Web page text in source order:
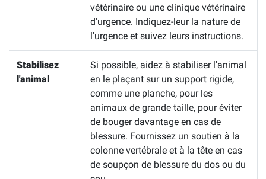
vétérinaire ou une clinique vétérinaire
d'urgence. Indiquez-leur la nature de
l'urgence et suivez leurs instructions.
Stabilisez
l'animal
Si possible, aidez à stabiliser l'animal
en le plaçant sur un support rigide,
comme une planche, pour les
animaux de grande taille, pour éviter
de bouger davantage en cas de
blessure. Fournissez un soutien à la
colonne vertébrale et à la tête en cas
de soupçon de blessure du dos ou du